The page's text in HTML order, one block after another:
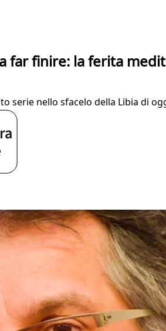
far finire: la ferita
serie nello sfacelo della Libia di